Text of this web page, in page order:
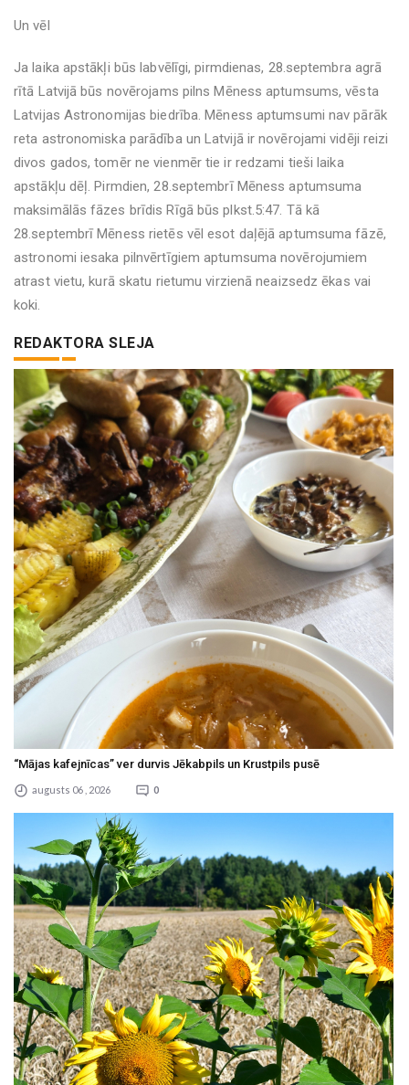
Un vēl
Ja laika apstākļi būs labvēlīgi, pirmdienas, 28.septembra agrā
rītā Latvijā būs novērojams pilns Mēness aptumsums, vēsta
Latvijas Astronomijas biedrība. Mēness aptumsumi nav pārāk
reta astronomiska parādība un Latvijā ir novērojami vidēji reizi
divos gados, tomēr ne vienmēr tie ir redzami tieši laika
apstākļu dēļ. Pirmdien, 28.septembrī Mēness aptumsuma
maksimālās fāzes brīdis Rīgā būs plkst.5:47. Tā kā
28.septembrī Mēness rietēs vēl esot daļējā aptumsuma fāzē,
astronomi iesaka pilnvērtīgiem aptumsuma novērojumiem
atrast vietu, kurā skatu rietumu virzienā neaizsedz ēkas vai
koki.
REDAKTORA SLEJA
“Mājas kafejnīcas” ver durvis Jēkabpils un Krustpils pusē
augusts 06 , 2026 0